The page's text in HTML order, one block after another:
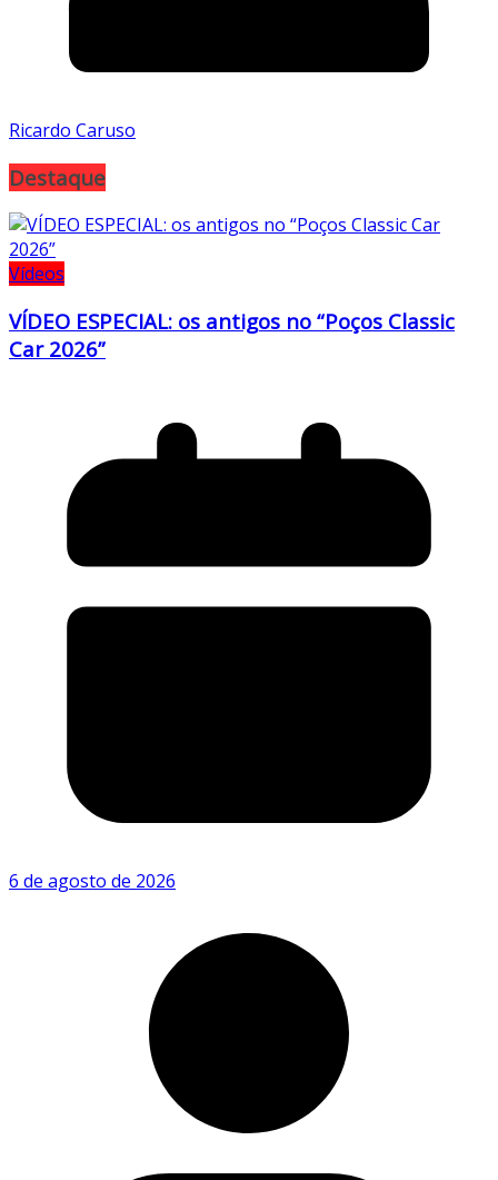
Ricardo Caruso
Destaque
Vídeos
VÍDEO ESPECIAL: os antigos no “Poços Classic
Car 2026”
6 de agosto de 2026